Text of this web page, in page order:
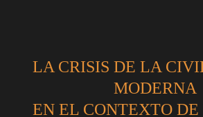
LA CRISIS DE LA
MODERNA
EN EL CONTEXTO